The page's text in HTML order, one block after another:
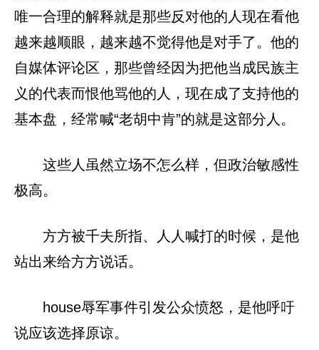
唯一合理的解释就是那些反对他的人现在看他
越来越顺眼，越来越不觉得他是对手了。他的
自媒体评论区，那些曾经因为把他当成民族主
义的代表而恨他骂他的人，现在成了支持他的
基本盘，经常喊“老胡中肯”的就是这部分人。
这些人虽然立场不怎么样，但政治敏感性
极高。
方方被千夫所指、人人喊打的时候，是他
站出来给方方说话。
house辱军事件引发公众愤怒，是他呼吁
说应该选择原谅。